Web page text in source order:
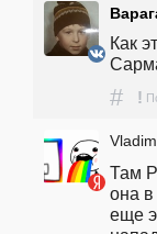
Как
# !
Там
она
еще